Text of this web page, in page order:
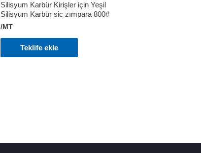
Silisyum Karbür Kirişler için Yeşil
Silisyum Karbür sic zımpara 800#
/MT
Teklife ekle